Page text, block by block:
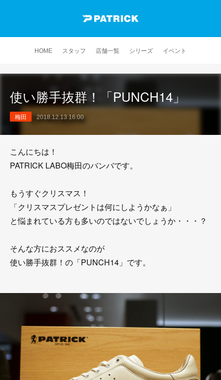
HOME スタッフ 店舗一覧 シリーズ イベント
使い勝手抜群！「PUNCH14」
梅田 2018.12.13 16:00
こんにちは！
PATRICK LABO梅田のバンバです。
もうすぐクリスマス！
「クリスマスプレゼントは何にしようかなぁ」
と悩まれている方も多いのではないでしょうか・・・？
そんな方におススメなのが
使い勝手抜群！の「PUNCH14」です。